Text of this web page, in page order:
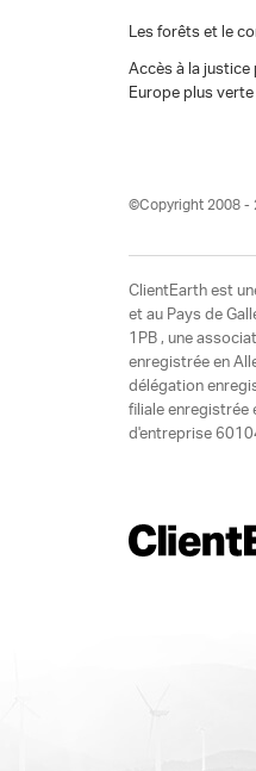
Les forêts et le
Accès à la justice
Europe plus verte
©Copyright 2008 -
ClientEarth est
et au Pays de
1PB , une
enregistrée en
délégation
filiale enregistrée
d'entreprise